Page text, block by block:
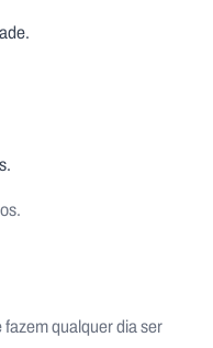
qualquer dia ser